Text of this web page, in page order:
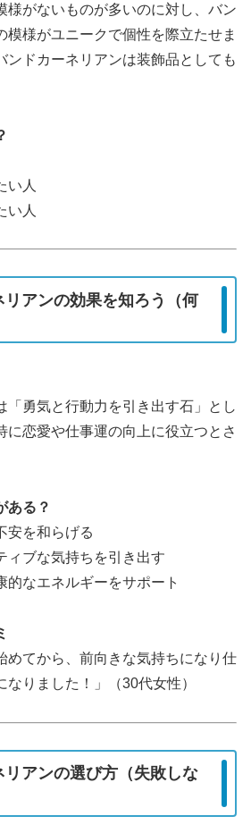
様がないものが多いのに対し、バン
模様がユニークで個性を際立たせま
ンドカーネリアンは装飾品としても
い人
い人
アンの効果を知ろう（何
「勇気と行動力を引き出す石」とし
に恋愛や仕事運の向上に役立つとさ
ある？
安を和らげる
ィブな気持ちを引き出す
的なエネルギーをサポート
めてから、前向きな気持ちになり仕
りました！」（30代女性）
アンの選び方（失敗しな